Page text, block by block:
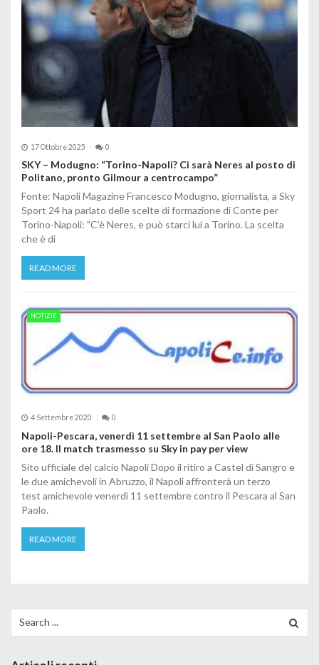
17 Ottobre 2025 0
SKY – Modugno: “Torino-Napoli? Ci sarà Neres al posto di
Politano, pronto Gilmour a centrocampo”
Fonte: Napoli Magazine Francesco Modugno, giornalista, a Sky
Sport 24 ha parlato delle scelte di formazione di Conte per
Torino-Napoli: "C’è Neres, e può starci lui a Torino. La scelta
che è di
READ MORE
NOTIZIE
4 Settembre 2020 0
Napoli-Pescara, venerdì 11 settembre al San Paolo alle
ore 18. Il match trasmesso su Sky in pay per view
Sito ufficiale del calcio Napoli Dopo il ritiro a Castel di Sangro e
le due amichevoli in Abruzzo, il Napoli affronterà un terzo
test amichevole venerdì 11 settembre contro il Pescara al San
Paolo.
READ MORE